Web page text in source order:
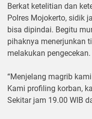
Berkat ketelitian dan
Polres Mojokerto, sidik
bisa dipindai. Begitu
pihaknya menerjunkan
melakukan pengecekan.
“Menjelang magrib
Kami profiling korban,
Sekitar jam 19.00 WIB